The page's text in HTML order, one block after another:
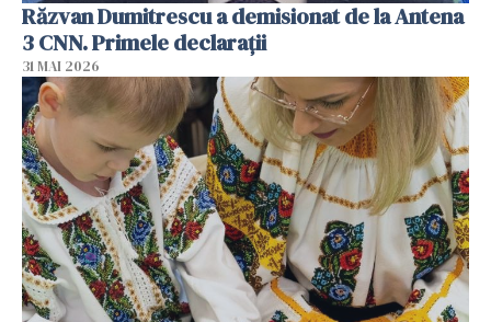
Răzvan Dumitrescu a demisionat de la Antena
3 CNN. Primele declarații
31 MAI 2026